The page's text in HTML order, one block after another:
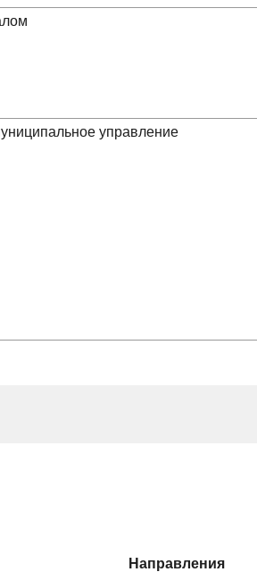
управление
Направления